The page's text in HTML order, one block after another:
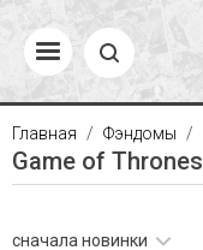
Главная Фэндомы
Game of Thrones
сначала новинки